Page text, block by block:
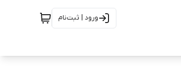
ورود | ثبت‌نام